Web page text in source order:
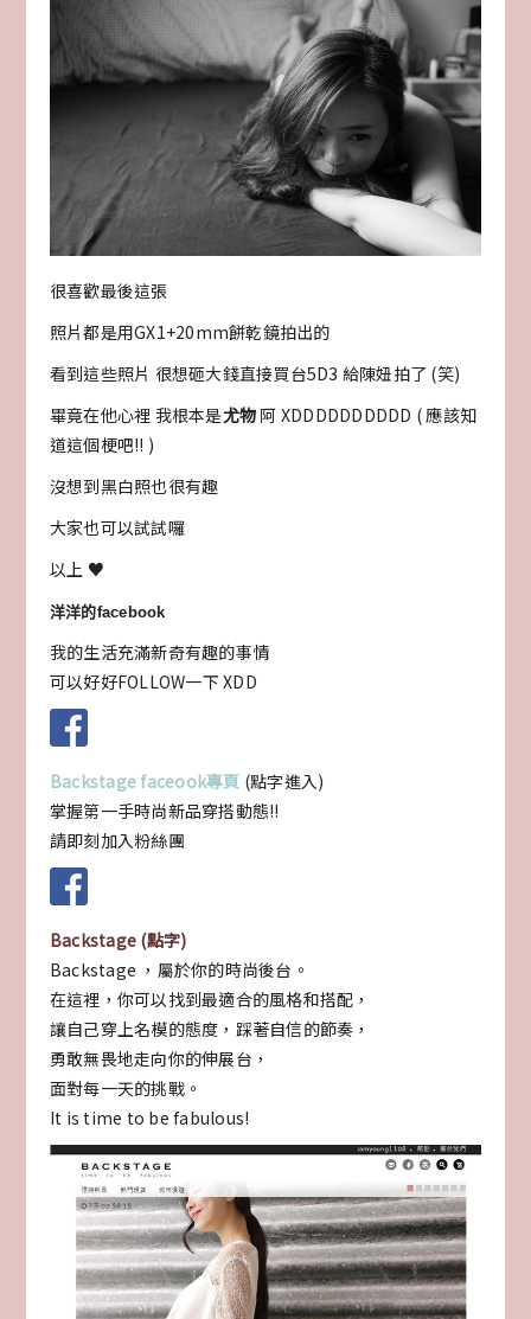
很喜歡最後這張
照片都是用GX1+20mm餅乾鏡拍出的
看到這些照片 很想砸大錢直接買台5D3 給陳妞拍了 (笑)
畢竟在他心裡 我根本是尤物 阿 XDDDDDDDDDD ( 應該知
道這個梗吧!! )
沒想到黑白照也很有趣
大家也可以試試囉
以上 ♥
洋洋的facebook
我的生活充滿新奇有趣的事情
可以好好FOLLOW一下 XDD
Backstage faceook專頁 (點字進入)
掌握第一手時尚新品穿搭動態!!
請即刻加入粉絲團
Backstage (點字)
Backstage ，屬於你的時尚後台。
在這裡，你可以找到最適合的風格和搭配，
讓自己穿上名模的態度，踩著自信的節奏，
勇敢無畏地走向你的伸展台，
面對每一天的挑戰。
It is time to be fabulous!